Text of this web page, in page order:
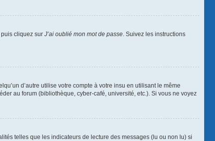
cliquez sur J’ai oublié mon mot de passe. Suivez les instructions
d’autre utilise votre compte à votre insu en utilisant le même
au forum (bibliothèque, cyber-café, université, etc.). Si vous ne voyez
telles que les indicateurs de lecture des messages (lu ou non lu) si